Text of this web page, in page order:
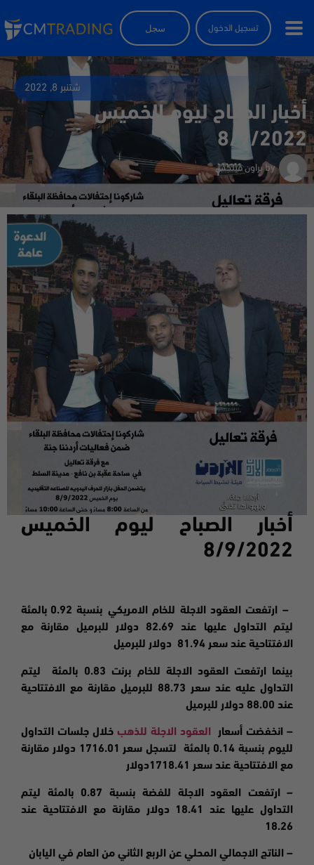
تسجيل الدخول سجل
شتنبر 8, 2022
أخبار الصباح ليوم الخميس
8/9/2022
by براون فيلكس
أخبار الصباح ليوم الخميس
8/9/2022
– ارتفعت
العقود الاجلة للخام الامريكي بنسبة 0.92 بالمئة
ليتم التداول عليها عند 82.69 دولار للبرميل مقارنة مع
الافتتاحية عند سعر 81.94 دولار للبرميل
بينما ارتفعت العقود الاجلة للخام برنت 0.83 بالمئة ليتم
التداول عليه عند سعر 88.73 للبرميل مقارنة مع الافتتاحية
عند 88.00 دولار للبرميل
– انخفضت أسعار العقود الاجلة للذهب خلال جلسات التداول
لليوم بنسبة 0.14 بالمئة لتسجل سعر 1716.01 دولار مقارنة
مع الافتتاحية عند سعر 1718.41دولار
– ارتفعت
العقود الاجلة للفضة بنسبة 0.87 بالمئة ليتم
التداول عليها عند 18.41 دولار مقارنة مع الافتتاحية عند
18.26
– الناتج الاجمالي المحلي عن الربع الثاني من العام في اليابان